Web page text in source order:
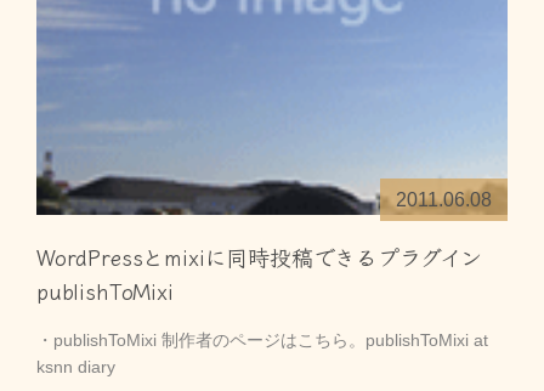
2011.06.08
WordPressとmixiに同時投稿できるプラグイン
publishToMixi
・publishToMixi 制作者のページはこちら。publishToMixi at
ksnn diary